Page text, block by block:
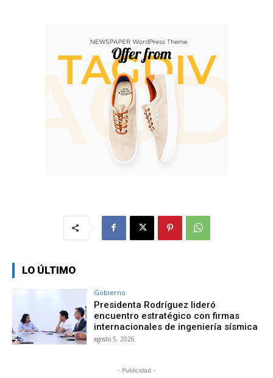
LO ÚLTIMO
Gobierno
Presidenta Rodríguez lideró
encuentro estratégico con firmas
internacionales de ingeniería sísmica
agosto 5, 2026
- Publicidad -